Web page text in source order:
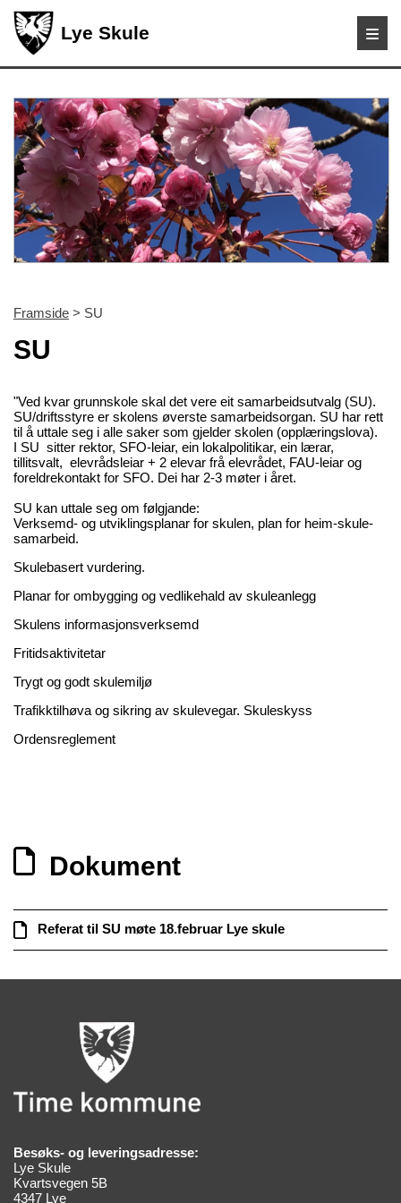
Lye Skule
Framside > SU
SU
"Ved kvar grunnskole skal det vere eit samarbeidsutvalg (SU).
SU/driftsstyre er skolens øverste samarbeidsorgan. SU har rett
til å uttale seg i alle saker som gjelder skolen (opplæringslova).
I SU sitter rektor, SFO-leiar, ein lokalpolitikar, ein lærar,
tillitsvalt, elevrådsleiar + 2 elevar frå elevrådet, FAU-leiar og
foreldrekontakt for SFO. Dei har 2-3 møter i året.
SU kan uttale seg om følgjande:
Verksemd- og utviklingsplanar for skulen, plan for heim-skule-
samarbeid.
Skulebasert vurdering.
Planar for ombygging og vedlikehald av skuleanlegg
Skulens informasjonsverksemd
Fritidsaktivitetar
Trygt og godt skulemiljø
Trafikktilhøva og sikring av skulevegar. Skuleskyss
Ordensreglement
Dokument
Referat til SU møte 18.februar Lye skule
Besøks- og leveringsadresse:
Lye Skule
Kvartsvegen 5B
4347 Lye